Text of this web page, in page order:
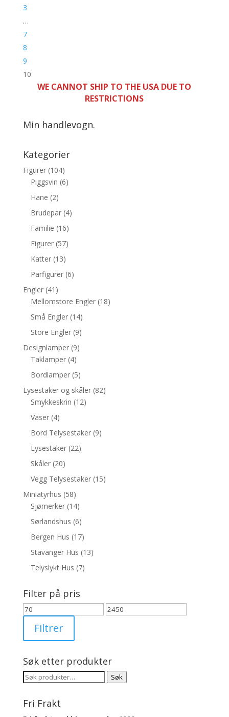
3
…
7
8
9
10
WE CANNOT SHIP TO THE USA DUE TO
RESTRICTIONS
Min handlevogn.
Kategorier
Figurer (104)
Piggsvin (6)
Hane (2)
Brudepar (4)
Familie (16)
Figurer (57)
Katter (13)
Parfigurer (6)
Engler (41)
Mellomstore Engler (18)
Små Engler (14)
Store Engler (9)
Designlamper (9)
Taklamper (4)
Bordlamper (5)
Lysestaker og skåler (82)
Smykkeskrin (12)
Vaser (4)
Bord Telysestaker (9)
Lysestaker (22)
Skåler (20)
Vegg Telysestaker (15)
Miniatyrhus (58)
Sjømerker (14)
Sørlandshus (6)
Bergen Hus (17)
Stavanger Hus (13)
Telyslykt Hus (7)
Filter på pris
Min.
Makspris
Filtrer
Søk etter produkter
Søk
Søk
Fri Frakt